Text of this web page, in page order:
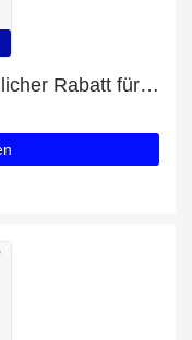
Bis zu 29% Rabatt plus zusätzlicher Rabatt für Fotoplatte Acrylglas